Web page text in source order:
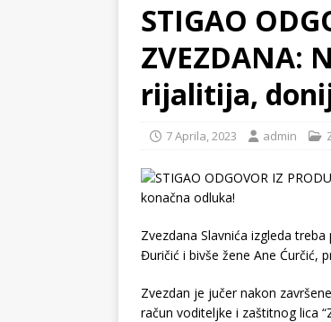
STIGAO
ZVEZDANA:
rijalitija,
7 Aprila, 2023 admin
Zvezdana Slavnića izgleda
Đuričić i bivše žene Ane Ćurčić,
Zvezdan je jučer nakon
račun voditeljke i zaštitnog lica